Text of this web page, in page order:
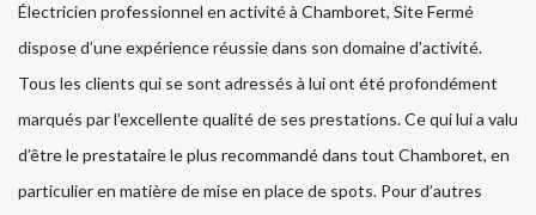
Électricien professionnel en activité à Chamboret, Site Fermé
dispose d’une expérience réussie dans son domaine d’activité.
Tous les clients qui se sont adressés à lui ont été profondément
marqués par l’excellente qualité de ses prestations. Ce qui lui a valu
d’être le prestataire le plus recommandé dans tout Chamboret, en
particulier en matière de mise en place de spots. Pour d’autres